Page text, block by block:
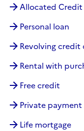
Allocated Credit
Personal loan
Revolving credit
Rental with
Free credit
Private
Life mortgage